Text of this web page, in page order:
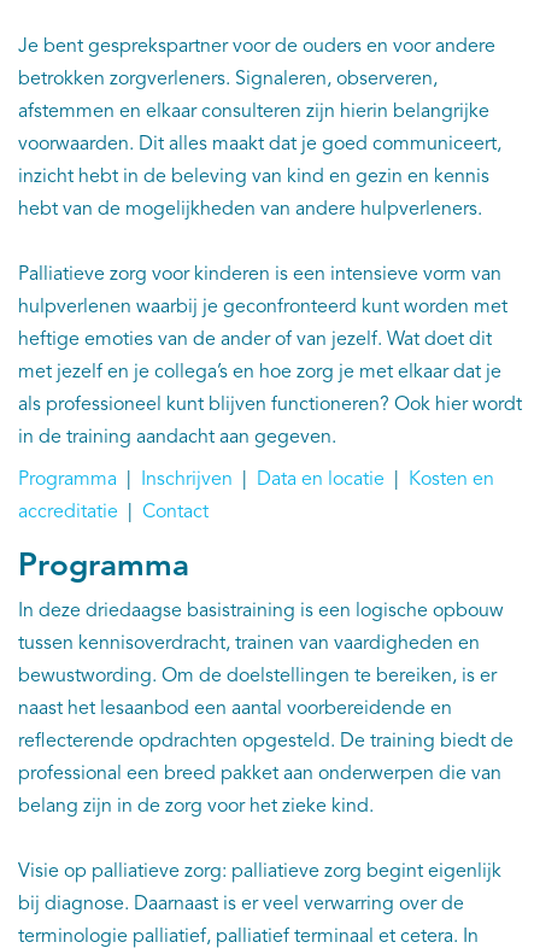
Je bent gesprekspartner voor de ouders en voor andere
betrokken zorgverleners. Signaleren, observeren,
afstemmen en elkaar consulteren zijn hierin belangrijke
voorwaarden. Dit alles maakt dat je goed communiceert,
inzicht hebt in de beleving van kind en gezin en kennis
hebt van de mogelijkheden van andere hulpverleners.
Palliatieve zorg voor kinderen is een intensieve vorm van
hulpverlenen waarbij je geconfronteerd kunt worden met
heftige emoties van de ander of van jezelf. Wat doet dit
met jezelf en je collega’s en hoe zorg je met elkaar dat je
als professioneel kunt blijven functioneren? Ook hier wordt
in de training aandacht aan gegeven.
Programma Inschrijven Data en locatie
Kosten en
accreditatie
Contact
Programma
In deze driedaagse basistraining is een logische opbouw
tussen kennisoverdracht, trainen van vaardigheden en
bewustwording. Om de doelstellingen te bereiken, is er
naast het lesaanbod een aantal voorbereidende en
reflecterende opdrachten opgesteld. De training biedt de
professional een breed pakket aan onderwerpen die van
belang zijn in de zorg voor het zieke kind.
Visie op palliatieve zorg: palliatieve zorg begint eigenlijk
bij diagnose. Daarnaast is er veel verwarring over de
terminologie palliatief, palliatief terminaal et cetera. In